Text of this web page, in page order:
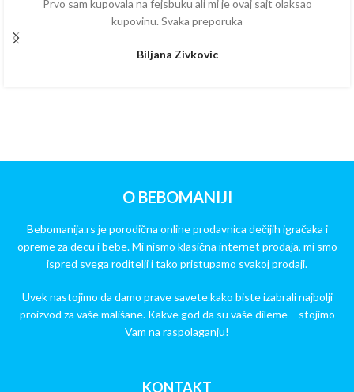
Prvo sam kupovala na fejsbuku ali mi je ovaj sajt olaksao
kupovinu. Svaka preporuka
Biljana Zivkovic
O BEBOMANIJI
Bebomanija.rs je porodična online prodavnica dečijih igračaka i
opreme za decu i bebe. Mi nismo klasična internet prodaja, mi smo
ispred svega roditelji i tako pristupamo svakoj prodaji.
Uvek nastojimo da damo prave savete kako biste izabrali najbolji
proizvod za vaše mališane. Kakve god da su vaše dileme – stojimo
Vam na raspolaganju!
KONTAKT